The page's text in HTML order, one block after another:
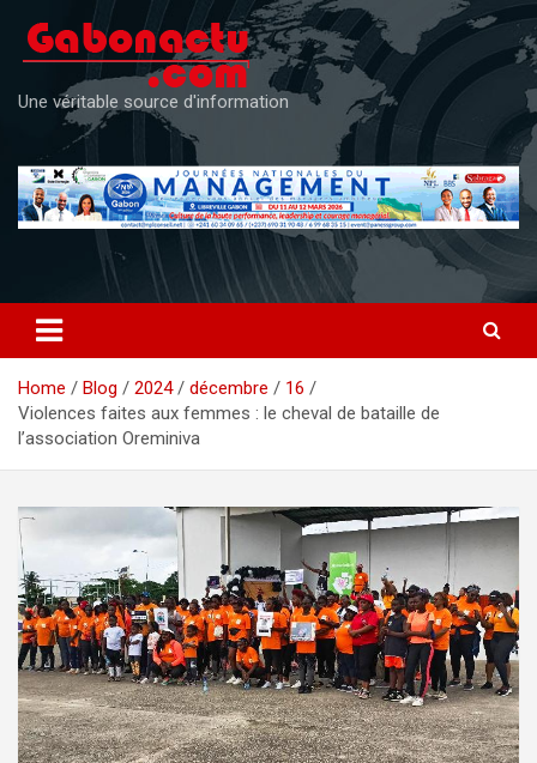
content
Une véritable source d'information
Home Blog 2024 décembre
16
Violences faites aux femmes : le cheval de bataille de
l’association Oreminiva